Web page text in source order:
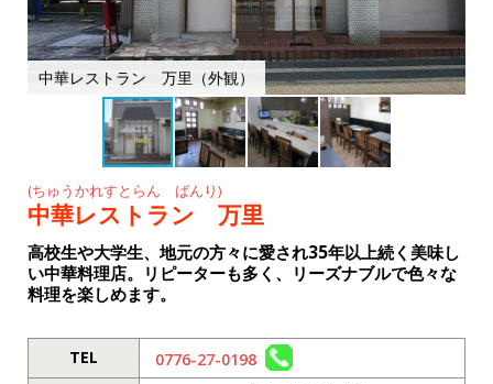
中華レストラン 万里（外観）
(ちゅうかれすとらん ばんり)
中華レストラン 万里
高校生や大学生、地元の方々に愛され35年以上続く美味し
い中華料理店。リピーターも多く、リーズナブルで色々な
料理を楽しめます。
TEL 0776-27-0198